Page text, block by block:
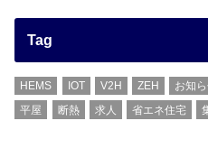
Tag
HEMS IOT V2H ZEH お知
平屋
断熱 求人 省エネ住宅